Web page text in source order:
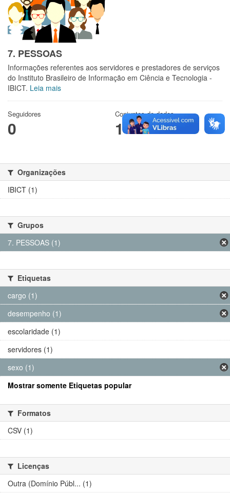
7. PESSOAS
Informações referentes aos servidores e prestadores de serviços
do Instituto Brasileiro de Informação em Ciência e Tecnologia -
IBICT. Leia mais
Seguidores
0
Conjuntos de dados
1
Organizações
IBICT (1)
Grupos
7. PESSOAS (1)
Etiquetas
cargo (1)
desempenho (1)
escolaridade (1)
servidores (1)
sexo (1)
Mostrar somente Etiquetas popular
Formatos
CSV (1)
Licenças
Outra (Domínio Públ... (1)